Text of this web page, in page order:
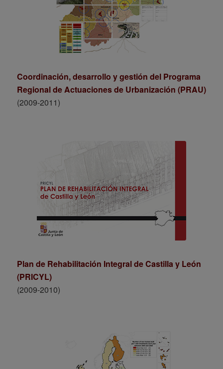
Coordinación, desarrollo y gestión del Programa
Regional de Actuaciones de Urbanización (PRAU)
(2009-2011)
Plan de Rehabilitación Integral de Castilla y León
(PRICYL)
(2009-2010)